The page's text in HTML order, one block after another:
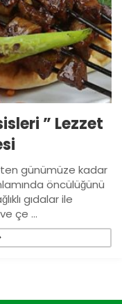
” Lezzet
günümüze kadar
öncülüğünü
gıdalar ile
çe ...